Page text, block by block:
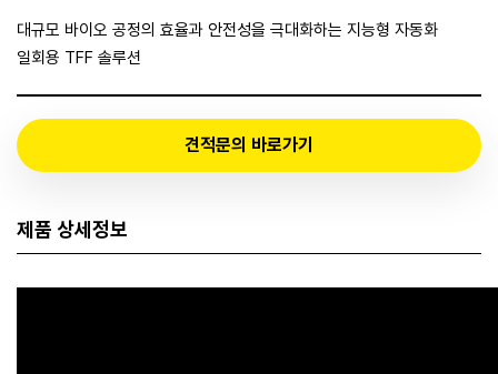
대규모 바이오 공정의 효율과 안전성을 극대화하는 지능형 자동화
일회용 TFF 솔루션
견적문의 바로가기
제품 상세정보